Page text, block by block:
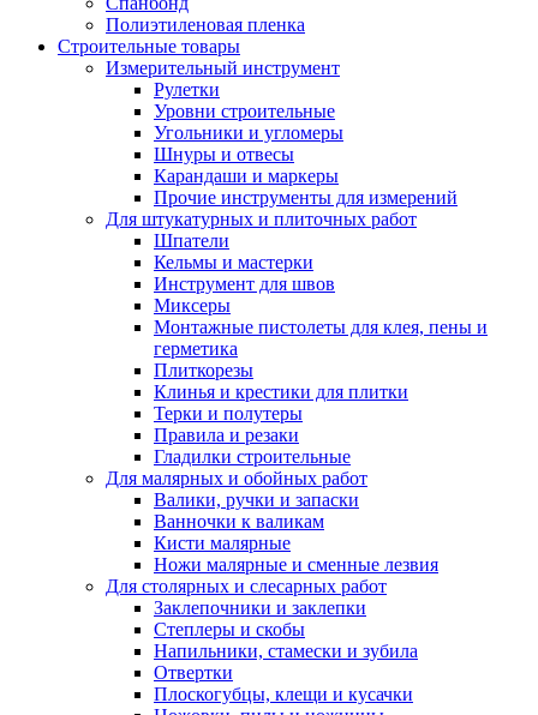
Полиэтиленовая пленка
Строительные товары
Измерительный инструмент
Рулетки
Уровни строительные
Угольники и угломеры
Шнуры и отвесы
Карандаши и маркеры
Прочие инструменты для измерений
Для штукатурных и плиточных работ
Шпатели
Кельмы и мастерки
Инструмент для швов
Миксеры
Монтажные пистолеты для клея, пены и
герметика
Плиткорезы
Клинья и крестики для плитки
Терки и полутеры
Правила и резаки
Гладилки строительные
Для малярных и обойных работ
Валики, ручки и запаски
Ванночки к валикам
Кисти малярные
Ножи малярные и сменные лезвия
Для столярных и слесарных работ
Заклепочники и заклепки
Степлеры и скобы
Напильники, стамески и зубила
Отвертки
Плоскогубцы, клещи и кусачки